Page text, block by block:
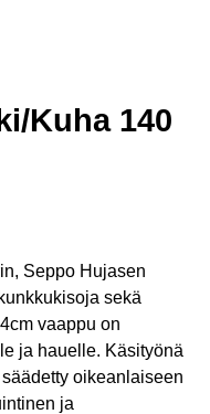
Kuha 140
Seppo Hujasen
sekä
vaappu on
ja hauelle. Käsityönä
oikeanlaiseen
ja